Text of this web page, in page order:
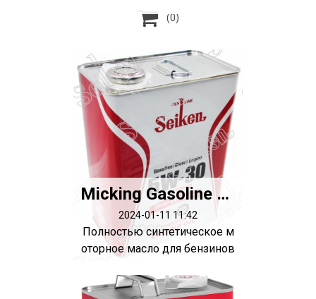
 (0)
Micking Gasoline Oil MG1 5W-50 SP synth. (4л)
2024-01-11 11:42
Полностью синтетическое м
оторное масло для бензинов